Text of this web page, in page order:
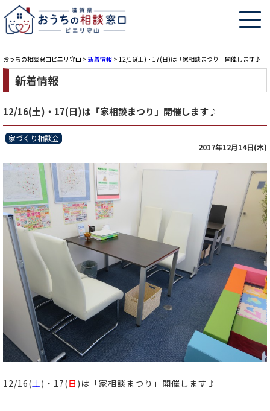
おうちの相談窓口ピエリ守山 > 新着情報 > 12/16(土)・17(日)は「家相談まつり」開催します♪
新着情報
12/16(土)・17(日)は「家相談まつり」開催します♪
家づくり相談会
2017年12月14日(木)
12/16(土 )・17(日 )は「家相談まつり」開催します♪